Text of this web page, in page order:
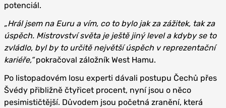
potenciál.
„Hrál jsem na Euru a vím, co to bylo jak za zážitek, tak za
úspěch. Mistrovství světa je ještě jiný level a kdyby se to
zvládlo, byl by to určitě největší úspěch v reprezentační
kariéře,“pokračoval záložník West Hamu.
Po listopadovém losu experti dávali postupu Čechů přes
Švédy přibližně čtyřicet procent, nyní jsou o něco
pesimističtější. Důvodem jsou početná zranění, která